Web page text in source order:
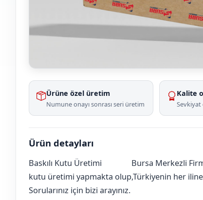
Ürüne özel üretim
Numune onayı sonrası seri üretim
Kalite
Ürün detayları
Baskılı Kutu Üretimi
Bursa Merkezli
kutu üretimi yapmakta olup,Türkiyenin her
Sorularınız için bizi arayınız.